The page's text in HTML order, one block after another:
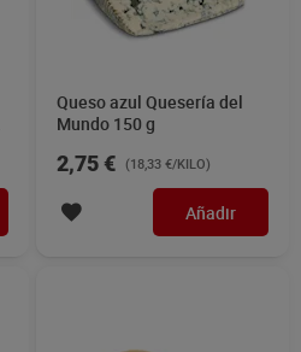
Queso azul Quesería del
Mundo 150 g
2,75 € (18,33 €/KILO)
Añadir